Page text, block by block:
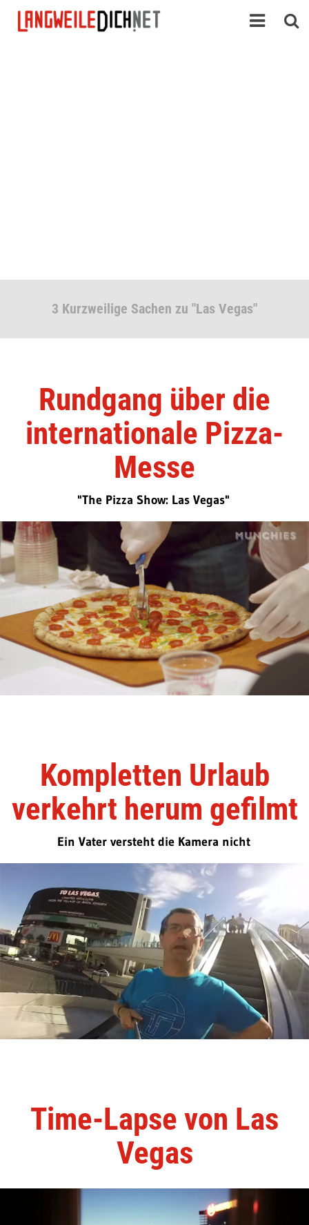
3 Kurzweilige Sachen zu "Las Vegas"
Rundgang über die
internationale Pizza-
Messe
"The Pizza Show: Las Vegas"
Kompletten Urlaub
verkehrt herum gefilmt
Ein Vater versteht die Kamera nicht
Time-Lapse von Las
Vegas